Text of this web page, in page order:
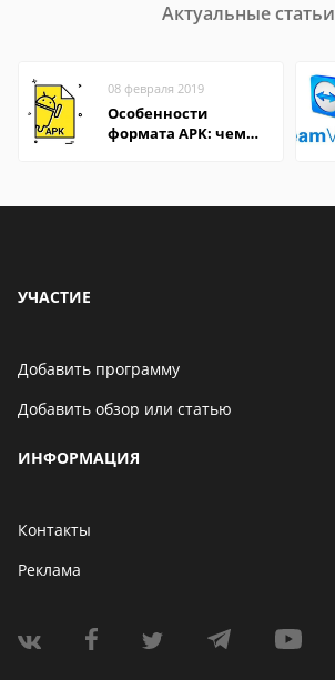
Актуальные статьи
08 февраля 2019
Особенности
формата APK: чем
УЧАСТИЕ
Добавить программу
Добавить обзор или статью
ИНФОРМАЦИЯ
Контакты
Реклама